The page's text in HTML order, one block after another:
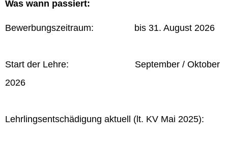
Was wann passiert:
Bewerbungszeitraum: bis 31. August 2026
Start der Lehre: September / Oktober
2026
Lehrlingsentschädigung aktuell (lt. KV Mai 2025):